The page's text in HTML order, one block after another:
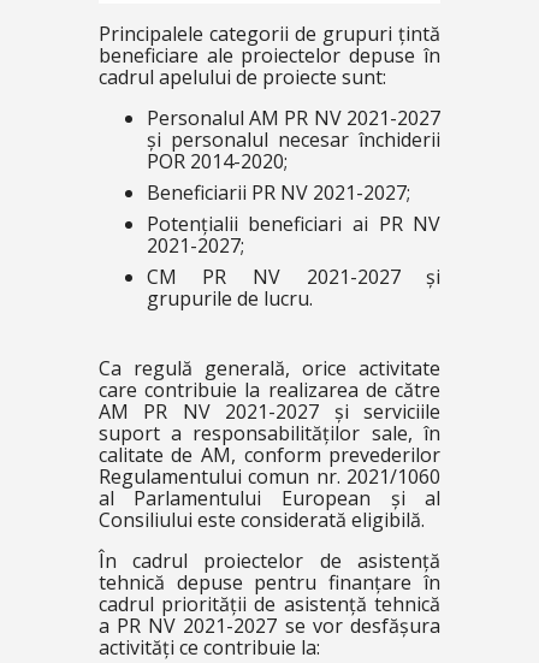
Principalele categorii de grupuri țintă
beneficiare ale proiectelor depuse în
cadrul apelului de proiecte sunt:
Personalul AM PR NV 2021-2027
și personalul necesar închiderii
POR 2014-2020;
Beneficiarii PR NV 2021-2027;
Potențialii beneficiari ai PR NV
2021-2027;
CM PR NV 2021-2027 și
grupurile de lucru.
Ca regulă generală, orice activitate
care contribuie la realizarea de către
AM PR NV 2021-2027 și serviciile
suport a responsabilităților sale, în
calitate de AM, conform prevederilor
Regulamentului comun nr. 2021/1060
al Parlamentului European și al
Consiliului este considerată eligibilă.
În cadrul proiectelor de asistență
tehnică depuse pentru finanțare în
cadrul priorității de asistență tehnică
a PR NV 2021-2027 se vor desfășura
activități ce contribuie la: